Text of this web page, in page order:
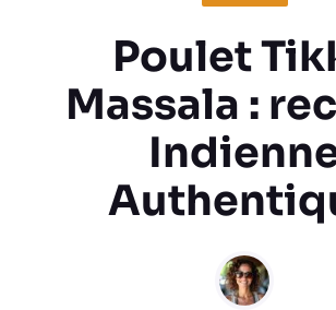
Poulet
Massala :